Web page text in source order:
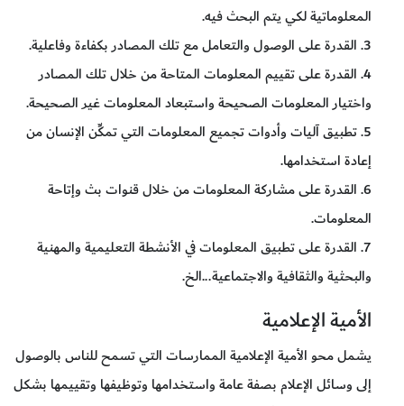
المعلوماتية لكي يتم البحث فيه.
3. القدرة على الوصول والتعامل مع تلك المصادر بكفاءة وفاعلية.
4. القدرة على تقييم المعلومات المتاحة من خلال تلك المصادر
واختيار المعلومات الصحيحة واستبعاد المعلومات غير الصحيحة.
5. تطبيق آليات وأدوات تجميع المعلومات التي تمكِّن الإنسان من
إعادة استخدامها.
6. القدرة على مشاركة المعلومات من خلال قنوات بث وإتاحة
المعلومات.
7. القدرة على تطبيق المعلومات في الأنشطة التعليمية والمهنية
والبحثية والثقافية والاجتماعية...الخ.
الأمية الإعلامية
يشمل محو الأمية الإعلامية الممارسات التي تسمح للناس بالوصول
إلى وسائل الإعلام بصفة عامة واستخدامها وتوظيفها وتقييمها بشكل